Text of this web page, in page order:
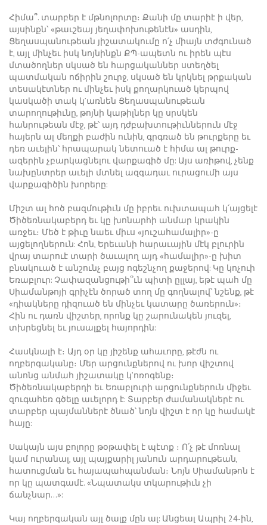
Հիմա՞. տարբեր է մթնոլորտը։ Քանի մը տարիէ ի վեր,
այսինքն՝ «թաւշեայ յեղափոխութենէն» ասդին,
Ցեղասպանութեան յիշատակումը ո՛չ միայն տժգունած
է, այլ մինչեւ իսկ նոյնինքն ՔՊ-ապետն ու իրեն պէս
մտածողներ սկսած են հարցականներ ստեղծել
պատմական ոճիրին շուրջ, սկսած են կրկնել թրքական
տեսակէտներ ու մինչեւ իսկ քողարկուած կերպով
կասկածի տակ կ’առնեն Ցեղասպանութեան
տարողութիւնը, թոյնի կաթիլներ կը սրսկեն
հանրութեան մէջ, թէ՝ այդ դժբախտութիւններուն մէջ
հայերն ալ մեղքի բաժին ունին, գրգռած են թուրքերը եւ
դեռ աւելին՝ հրապարակ նետուած է հիմա ալ թուրք-
ազերին չբարկացնելու վարքագիծ մը: Այս առիթով, չենք
նախընտրեր աւելի մտնել ազգադաւ ուրացումի այս
վարքագիծին խորերը:
Միշտ ալ հոծ բազմութիւն մը իբրեւ ուխտապահ կ՛այցելէ
Ծիծեռնակաբերդ եւ կը խոնարհի անմար կրակին
առջեւ։ Մեծ է թիւը նաեւ միւս «յուշահամալիր»-ը
այցելողներուն: Հոն, Երեւանի հարաւային մէկ բլուրին
վրայ տարուէ տարի ծաւալող այդ «համալիր»-ը խիտ
բնակուած է անշունչ բայց ոգեշնչող քաջերով: Կը կոչուի
Եռաբլուր: Չափազանցութի՞ւն պիտի ըլլայ, եթէ պահ մը
Սիամանթոյի գրիչէն ծորած տող մը գողնալով՝ նշենք, թէ
«դիակները դիզուած են մինչեւ կատարը ծառերուն»։
Հին ու դառն վիշտեր, որոնք կը շարունակեն յուզել,
տխրեցնել եւ յուսալքել հայորդին:
Հասկնալի է։ Այդ օր կը յիշենք ահաւորը, թէժն ու
ողբերգականը։ Մեր արցունքներով ու խոր վիշտով
անոնց անմահ յիշատակը կ’ոռոգենք։
Ծիծեռնակաբերդի եւ Եռաբլուրի արցունքներուն միջեւ
զուգահեռ գծելը աւելորդ է: Տարբեր ժամանակներէ ու
տարբեր պայմաններէ ծնած՝ նոյն վիշտ է որ կը համակէ
հայը:
Սակայն այս բոլորը թօթափել է պէտք ։ Ո՛չ թէ մոռնալ
կամ ուրանալ, այլ պայքարիլ յանուն արդարութեան,
հատուցման եւ հայապահպանման։ Նոյն Սիամանթոն է
որ կը պատգամէ. «Նպատակս տկարութիւն չի
ճանչնար…»:
Կայ ողբերգական այլ ծալք մըն ալ: Անցեալ Ապրիլ 24-ին,